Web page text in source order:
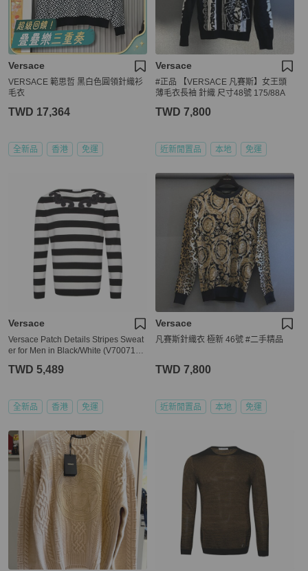
Versace
VERSACE 範思哲 黑白色圓領針織衫
毛衣
TWD 17,364
全新品 香港 免運
Versace
#正品 【VERSACE 凡賽斯】女王頭
薄毛衣長袖 針織 尺寸48號 175/88A
TWD 7,800
近新閒置品 本地 免運
Versace
Versace Patch Details Stripes Sweat
er for Men in Black/White (V700715-
TWD 5,489
全新品 香港 免運
Versace
凡賽斯針織衣 極新 46號 #二手精品
TWD 7,800
近新閒置品 本地 免運